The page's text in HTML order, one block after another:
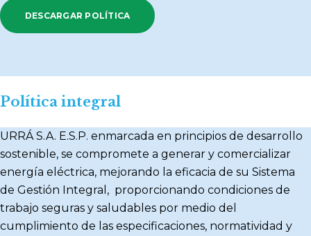
DESCARGAR POLÍTICA
Política integral
URRÁ S.A. E.S.P. enmarcada en principios de desarrollo
sostenible, se compromete a generar y comercializar
energía eléctrica, mejorando la eficacia de su Sistema
de Gestión Integral, proporcionando condiciones de
trabajo seguras y saludables por medio del
cumplimiento de las especificaciones, normatividad y